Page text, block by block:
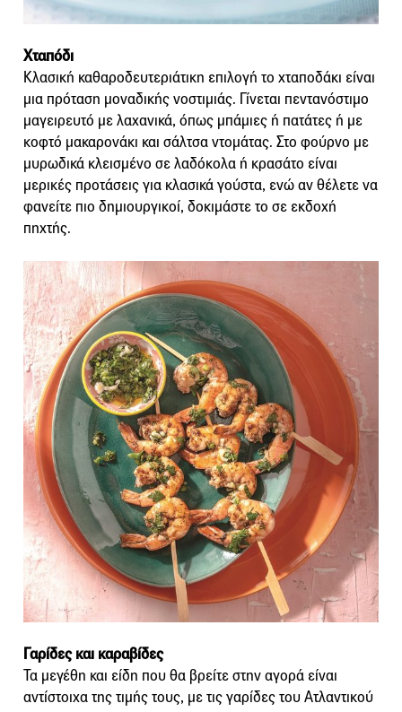
Χταπόδι
Κλασική καθαροδευτεριάτικη επιλογή το χταποδάκι είναι
μια πρόταση μοναδικής νοστιμιάς. Γίνεται πεντανόστιμο
μαγειρευτό με λαχανικά, όπως μπάμιες ή πατάτες ή με
κοφτό μακαρονάκι και σάλτσα ντομάτας. Στο φούρνο με
μυρωδικά κλεισμένο σε λαδόκολα ή κρασάτο είναι
μερικές προτάσεις για κλασικά γούστα, ενώ αν θέλετε να
φανείτε πιο δημιουργικοί, δοκιμάστε το σε εκδοχή
πηχτής.
Γαρίδες και καραβίδες
Τα μεγέθη και είδη που θα βρείτε στην αγορά είναι
αντίστοιχα της τιμής τους, με τις γαρίδες του Ατλαντικού